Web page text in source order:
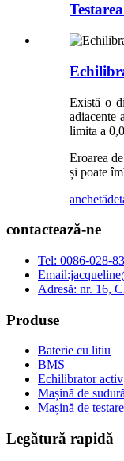
Există o
adiacente
limita a
Eroarea
și poate
anchetă
contactează-ne
Tel: 0086-028-
Adresă: nr. 16,
Produse
Baterie cu litiu
BMS
Echilibrator activ
Mașină de
Mașină de
Legătură rapidă